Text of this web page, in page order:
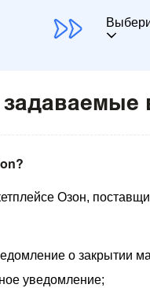
Озон,
о закрытии
уведомление;